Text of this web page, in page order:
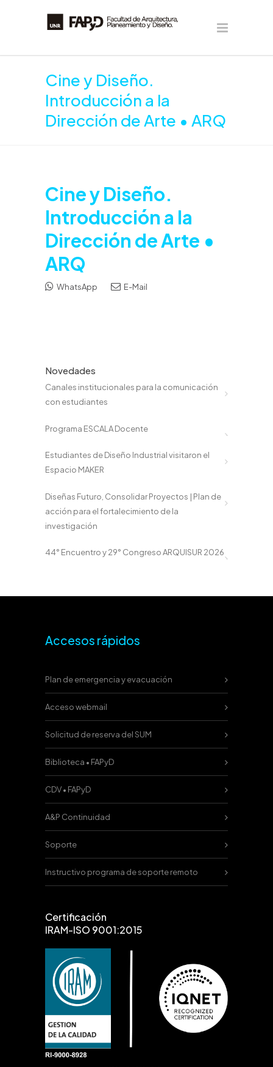
Cine y Diseño.
Introducción a la
Dirección de Arte • ARQ
Cine y Diseño.
Introducción a la
Dirección de Arte •
ARQ
WhatsApp E-Mail
Novedades
Canales institucionales para la comunicación
con estudiantes
Programa ESCALA Docente
Estudiantes de Diseño Industrial visitaron el
Espacio MAKER
Diseñas Futuro, Consolidar Proyectos | Plan de
acción para el fortalecimiento de la
investigación
44° Encuentro y 29° Congreso ARQUISUR 2026
Accesos rápidos
Plan de emergencia y evacuación
Acceso webmail
Solicitud de reserva del SUM
Biblioteca • FAPyD
CDV • FAPyD
A&P Continuidad
Soporte
Instructivo programa de soporte remoto
Certificación
IRAM-ISO 9001:2015